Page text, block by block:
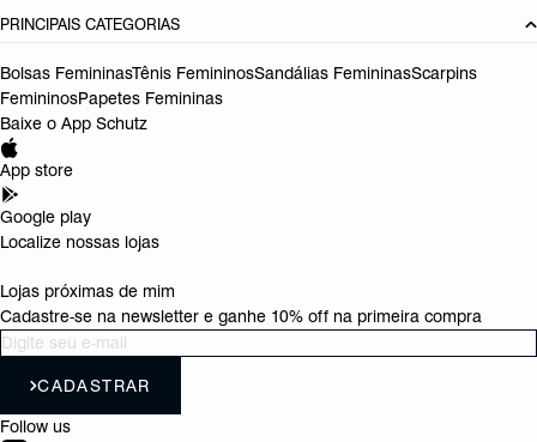
PRINCIPAIS CATEGORIAS
Bolsas FemininasTênis FemininosSandálias FemininasScarpins
FemininosPapetes Femininas
Baixe o App Schutz
App store
Google play
Localize nossas lojas
Lojas próximas de mim
Cadastre-se na newsletter e ganhe 10% off na primeira compra
CADASTRAR
Follow us